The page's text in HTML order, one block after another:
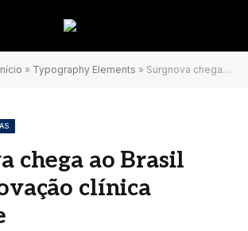
» Typography Elements » Surgnova chega ao Brasil com aprovação clínica unânime
chega ao Brasil
clínica